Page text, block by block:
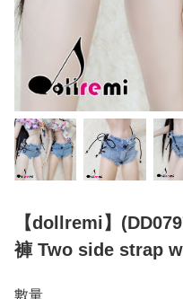
【dollremi】
褲 Two side strap
數量